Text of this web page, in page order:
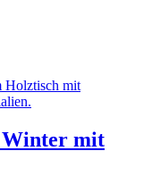
Winter mit